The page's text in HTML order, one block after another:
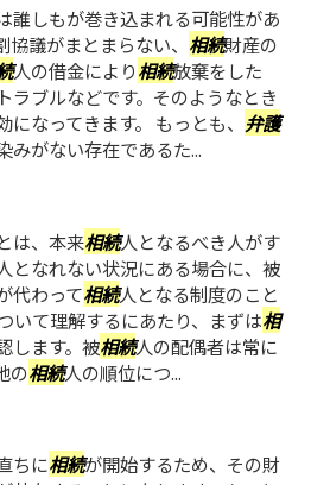
誰しもが巻き込まれる可能性があ
議がまとまらない、 相続財産の
人の借金により相続放棄をした
ラブルなどです。そのようなとき
なってきます。 もっとも、 弁護
みがない存在であるた...
は、本来相続人となるべき人がす
となれない状況にある場合に、被
代わって相続人となる制度のこと
いて理解するにあたり、まずは相
します。被相続人の配偶者は常に
の相続人の順位につ...
ちに相続が開始するため、その財